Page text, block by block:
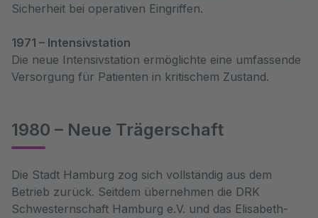
Sicherheit bei operativen Eingriffen.
1971 – Intensivstation
Die neue Intensivstation ermöglichte eine umfassende
Versorgung für Patienten in kritischem Zustand.
1980 – Neue Trägerschaft
Die Stadt Hamburg zog sich vollständig aus dem
Betrieb zurück. Seitdem übernehmen die DRK
Schwesternschaft Hamburg e.V. und das Elisabeth-